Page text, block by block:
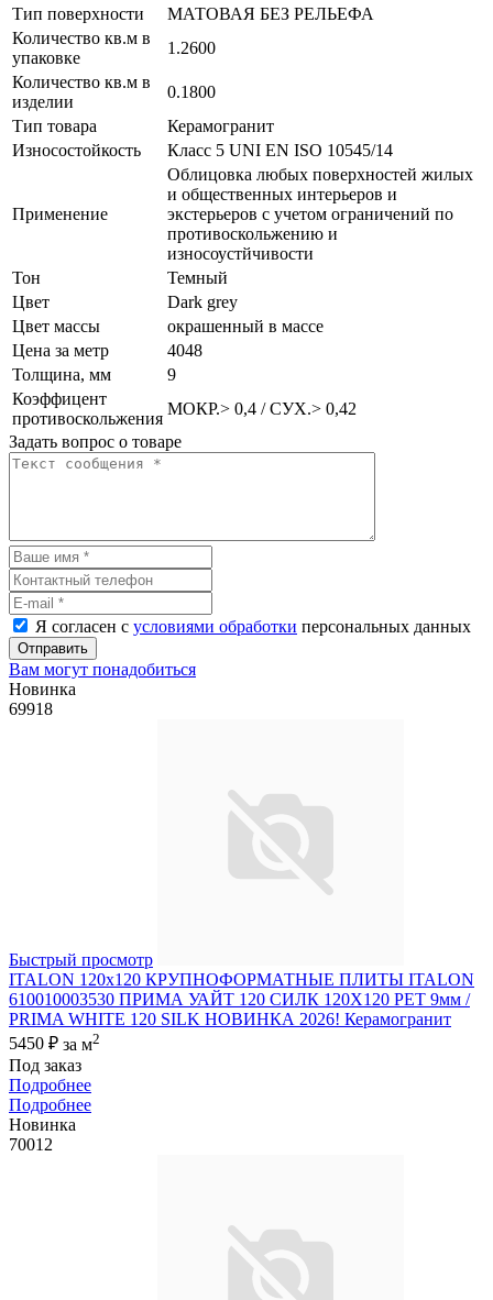
Тип поверхности
МАТОВАЯ БЕЗ РЕЛЬЕФА
Количество кв.м в
упаковке
1.2600
Количество кв.м в
изделии
0.1800
Тип товара
Керамогранит
Износостойкость
Класс 5 UNI EN ISO 10545/14
Применение
Облицовка любых поверхностей жилых
и общественных интерьеров и
экстерьеров с учетом ограничений по
противоскольжению и
износоустйчивости
Тон
Темный
Цвет
Dark grey
Цвет массы
окрашенный в массе
Цена за метр
4048
Толщина, мм
9
Коэффицент
противоскольжения
МОКР.> 0,4 / СУХ.> 0,42
Задать вопрос о товаре
Я согласен с условиями обработки персональных данных
Отправить
Вам могут понадобиться
Новинка
69918
Быстрый просмотр
ITALON 120x120 КРУПНОФОРМАТНЫЕ ПЛИТЫ ITALON
610010003530 ПРИМА УАЙТ 120 СИЛК 120Х120 РЕТ 9мм /
PRIMA WHITE 120 SILK НОВИНКА 2026! Керамогранит
5450 ₽ за м2
Под заказ
Подробнее
Подробнее
Новинка
70012